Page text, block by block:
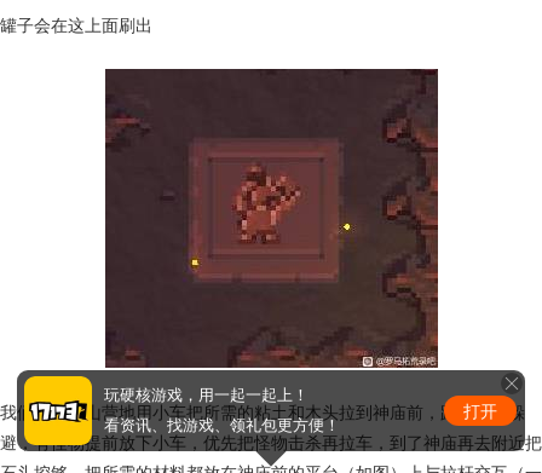
罐子会在这上面刷出
我们回到火山营地用小车把所需的粘土和木头拉到神庙前，路上注意躲
避，有怪物提前放下小车，优先把怪物击杀再拉车，到了神庙再去附近把
玩硬核游戏，用一起一起上！
看资讯、找游戏、领礼包更方便！
打开